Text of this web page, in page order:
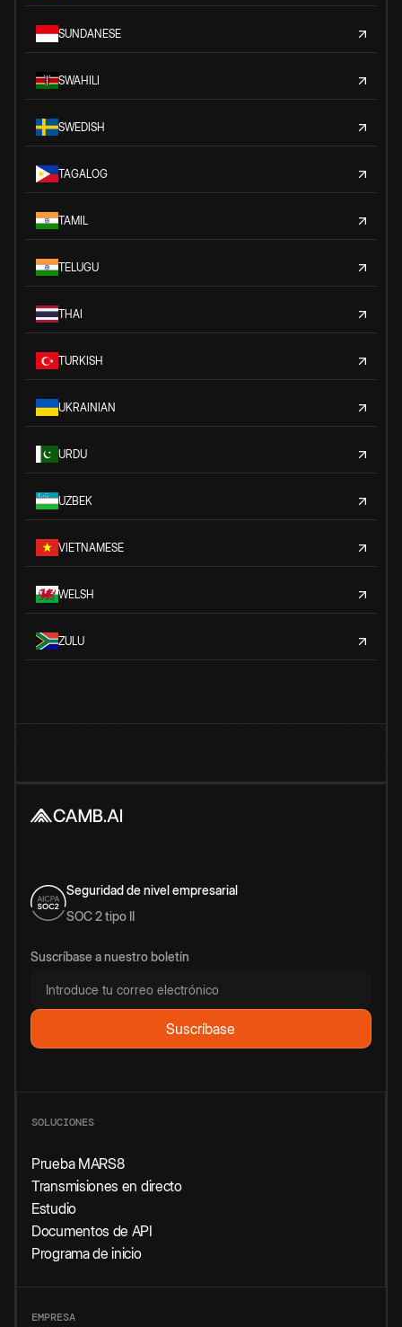
SUNDANESE
SWAHILI
SWEDISH
TAGALOG
TAMIL
TELUGU
THAI
TURKISH
UKRAINIAN
URDU
UZBEK
VIETNAMESE
WELSH
ZULU
Seguridad de nivel empresarial
SOC 2 tipo II
Suscríbase a nuestro boletín
SOLUCIONES
Prueba MARS8
Transmisiones en directo
Estudio
Documentos de API
Programa de inicio
EMPRESA